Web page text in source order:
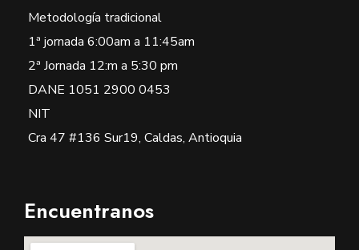
Metodología tradicional
1ª jornada 6:00am a 11:45am
2ª Jornada 12:m a 5:30 pm
DANE 1051 2900 0453
NIT
Cra 47 #136 Sur19, Caldas, Antioquia
Encuentranos